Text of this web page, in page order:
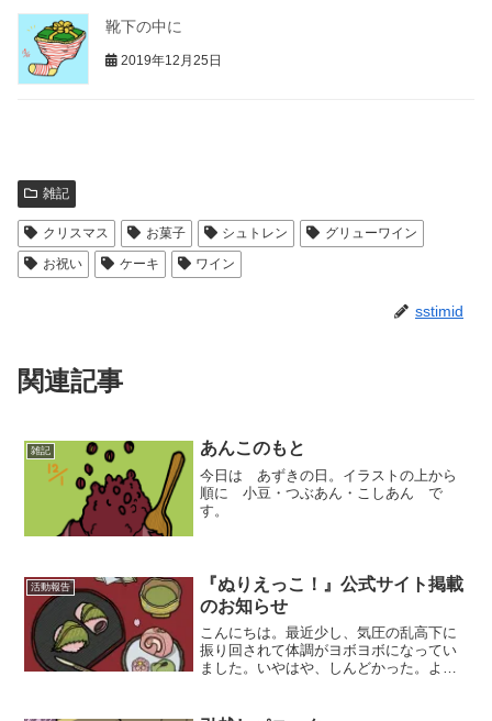
靴下の中に
2019年12月25日
雑記
クリスマス お菓子 シュトレン
グリューワイン
お祝い
ケーキ ワイン
sstimid
関連記事
雑記 あんこのもと
今日は あずきの日。イラストの上から
順に 小豆・つぶあん・こしあん で
す。
活動報告
『ぬりえっこ！』公式サイト掲載
のお知らせ
こんにちは。最近少し、気圧の乱高下に
振り回されて体調がヨボヨボになってい
ました。いやはや、しんどかった。よう